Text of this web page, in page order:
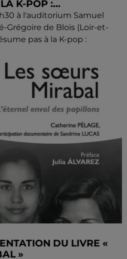
K-POP :...
à l'auditorium Samuel
Grégoire de Blois (Loir-et-
pas à la K-pop :
DU LIVRE «
»